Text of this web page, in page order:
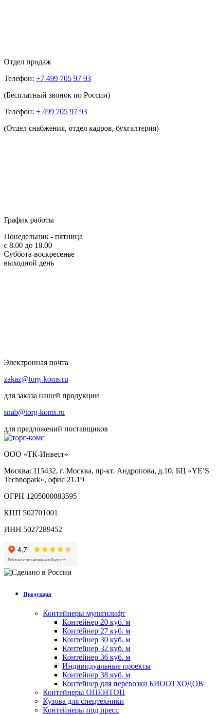
Отдел продаж
Телефон: +7 499 705 97 93
(Бесплатный звонок по России)
Телефон: + 499 705 97 93
(Отдел снабжения, отдел кадров, бухгалтерия)
График работы
Понедельник - пятница
с 8.00 до 18.00
Суббота-воскресенье
выходной день
Электронная почта
zakaz@torg-koms.ru
для заказа нашей продукции
snab@torg-koms.ru
для предложений поставщиков
ООО «ТК-Инвест»
Москва: 115432, г. Москва, пр-кт. Андропова, д.10, БЦ «YE’S
Technopark», офис 21.19
ОГРН 1205000083595
КПП 502701001
ИНН 5027289452
Продукция
Контейнеры мультилифт
Контейнер 20 куб. м
Контейнер 27 куб. м
Контейнер 30 куб. м
Контейнер 32 куб. м
Контейнер 36 куб. м
Индивидуальные проекты
Контейнер 38 куб. м
Контейнер для перевозки БИООТХОДОВ
Контейнеры ОПЕНТОП
Кузова для спецтехники
Контейнеры под пресс